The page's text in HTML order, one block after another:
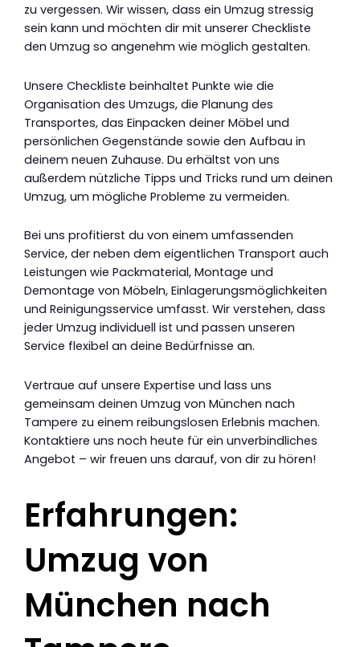
zu vergessen. Wir wissen, dass ein Umzug stressig
sein kann und möchten dir mit unserer Checkliste
den Umzug so angenehm wie möglich gestalten.
Unsere Checkliste beinhaltet Punkte wie die
Organisation des Umzugs, die Planung des
Transportes, das Einpacken deiner Möbel und
persönlichen Gegenstände sowie den Aufbau in
deinem neuen Zuhause. Du erhältst von uns
außerdem nützliche Tipps und Tricks rund um deinen
Umzug, um mögliche Probleme zu vermeiden.
Bei uns profitierst du von einem umfassenden
Service, der neben dem eigentlichen Transport auch
Leistungen wie Packmaterial, Montage und
Demontage von Möbeln, Einlagerungsmöglichkeiten
und Reinigungsservice umfasst. Wir verstehen, dass
jeder Umzug individuell ist und passen unseren
Service flexibel an deine Bedürfnisse an.
Vertraue auf unsere Expertise und lass uns
gemeinsam deinen Umzug von München nach
Tampere zu einem reibungslosen Erlebnis machen.
Kontaktiere uns noch heute für ein unverbindliches
Angebot – wir freuen uns darauf, von dir zu hören!
Erfahrungen:
Umzug von
München nach